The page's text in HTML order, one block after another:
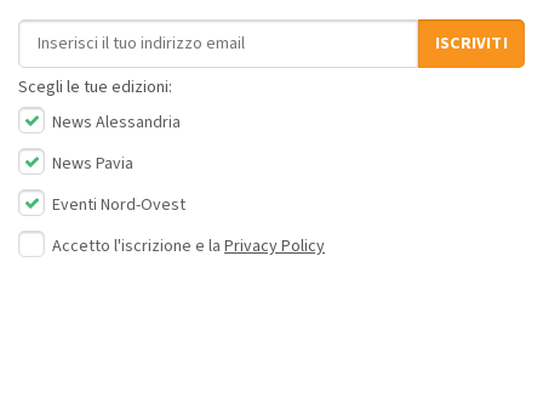
Indirizzo email
ISCRIVITI
Scegli le tue edizioni:
News Alessandria
News Pavia
Eventi Nord-Ovest
Accetto l'iscrizione e la Privacy Policy